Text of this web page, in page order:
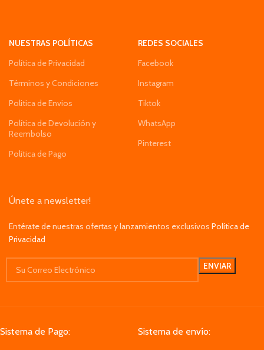
NUESTRAS POLÍTICAS
Política de Privacidad
Términos y Condiciones
Politica de Envios
Política de Devolución y
Reembolso
Política de Pago
REDES SOCIALES
Facebook
Instagram
Tiktok
WhatsApp
Pinterest
Únete a newsletter!
Entérate de nuestras ofertas y lanzamientos exclusivos Política de
Privacidad
Sistema de Pago: Sistema de envío: